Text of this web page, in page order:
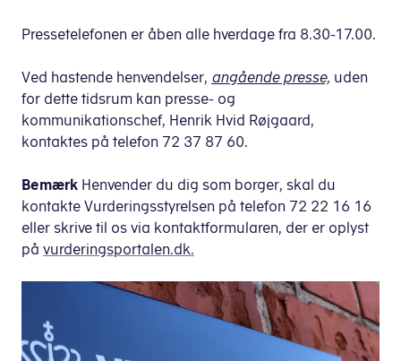
Pressetelefonen er åben alle hverdage fra 8.30-17.00.
Ved hastende henvendelser, angående presse, uden
for dette tidsrum kan presse- og
kommunikationschef, Henrik Hvid Røjgaard,
kontaktes på telefon 72 37 87 60.
Bemærk Henvender du dig som borger, skal du
kontakte Vurderingsstyrelsen på telefon 72 22 16 16
eller skrive til os via kontaktformularen, der er oplyst
på vurderingsportalen.dk.